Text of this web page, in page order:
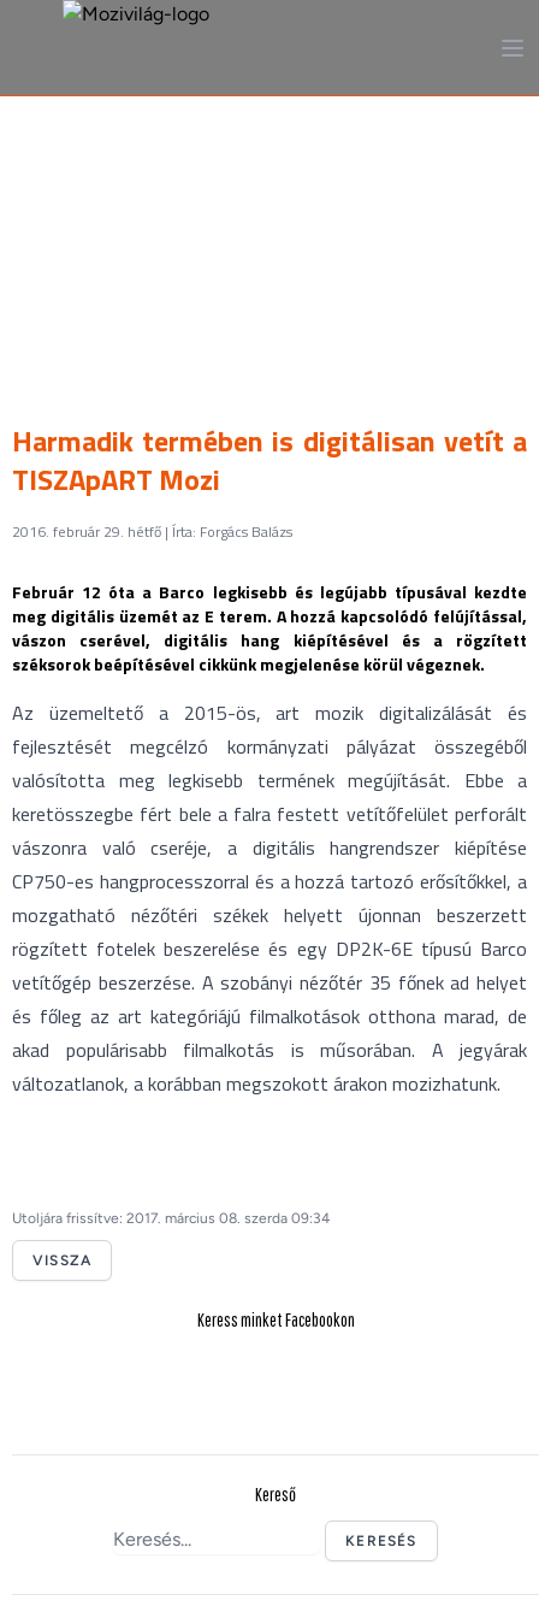
Harmadik termében is digitálisan vetít a
TISZApART Mozi
2016. február 29. hétfő | Írta: Forgács Balázs
Február 12 óta a Barco legkisebb és legújabb típusával kezdte
meg digitális üzemét az E terem. A hozzá kapcsolódó felújítással,
vászon cserével, digitális hang kiépítésével és a rögzített
széksorok beépítésével cikkünk megjelenése körül végeznek.
Az üzemeltető a 2015-ös, art mozik digitalizálását és
fejlesztését megcélzó kormányzati pályázat összegéből
valósította meg legkisebb termének megújítását. Ebbe a
keretösszegbe fért bele a falra festett vetítőfelület perforált
vászonra való cseréje, a digitális hangrendszer kiépítése
CP750-es hangprocesszorral és a hozzá tartozó erősítőkkel, a
mozgatható nézőtéri székek helyett újonnan beszerzett
rögzített fotelek beszerelése és egy DP2K-6E típusú Barco
vetítőgép beszerzése. A szobányi nézőtér 35 főnek ad helyet
és főleg az art kategóriájú filmalkotások otthona marad, de
akad populárisabb filmalkotás is műsorában. A jegyárak
változatlanok, a korábban megszokott árakon mozizhatunk.
Utoljára frissítve: 2017. március 08. szerda 09:34
VISSZA
Keress minket Facebookon
Kereső
KERESÉS